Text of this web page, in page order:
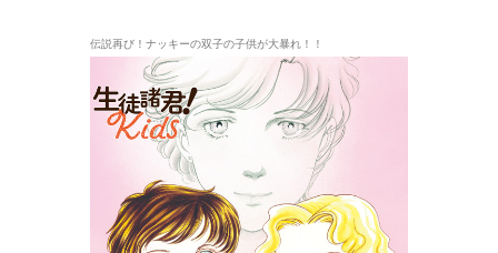
伝説再び！ナッキーの双子の子供が大暴れ！！